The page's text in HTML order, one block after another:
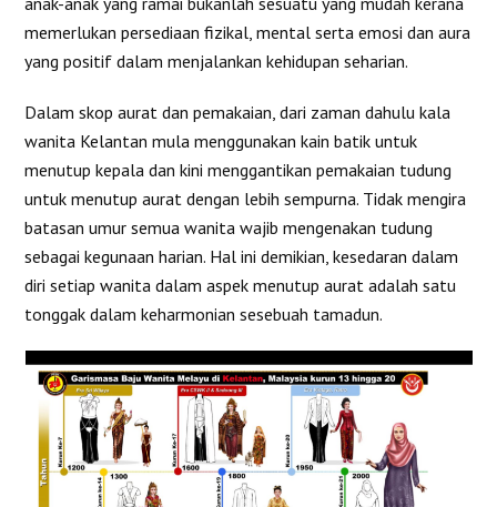
memerlukan persediaan fizikal, mental serta emosi dan aura
yang positif dalam menjalankan kehidupan seharian.
Dalam skop aurat dan pemakaian, dari zaman dahulu kala
wanita Kelantan mula menggunakan kain batik untuk
menutup kepala dan kini menggantikan pemakaian tudung
untuk menutup aurat dengan lebih sempurna. Tidak mengira
batasan umur semua wanita wajib mengenakan tudung
sebagai kegunaan harian. Hal ini demikian, kesedaran dalam
diri setiap wanita dalam aspek menutup aurat adalah satu
tonggak dalam keharmonian sesebuah tamadun.